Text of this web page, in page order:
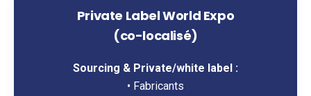
Private Label World Expo
(co-localisé)
Sourcing & Private/white label :
• Fabricants